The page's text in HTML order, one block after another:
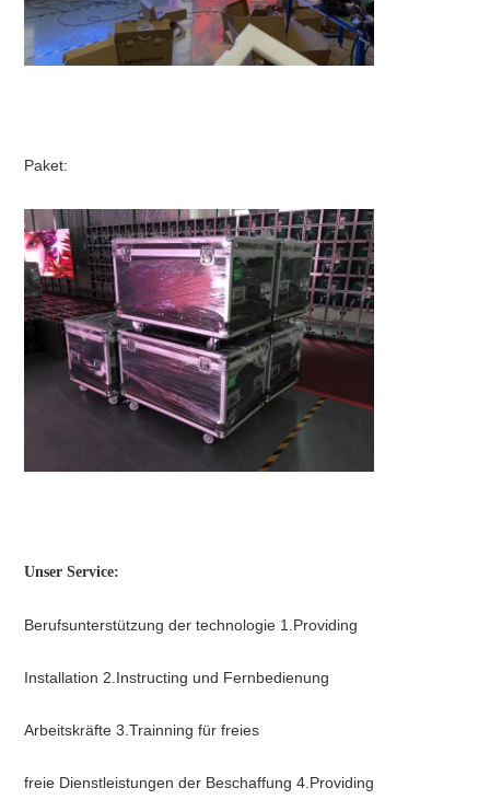
Paket:
Unser Service:
Berufsunterstützung der technologie 1.Providing
Installation 2.Instructing und Fernbedienung
Arbeitskräfte 3.Trainning für freies
freie Dienstleistungen der Beschaffung 4.Providing